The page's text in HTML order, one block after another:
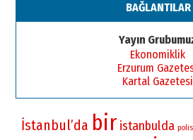
BAĞLANTILAR
Yayın
Ekonomiklik
Erzurum
Kartal Gazetesi
İstanbul’da bir istanbulda polis